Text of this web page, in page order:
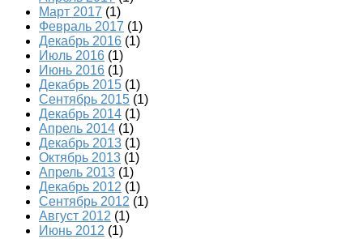
Март 2017 (1)
Февраль 2017 (1)
Декабрь 2016 (1)
Июль 2016 (1)
Июнь 2016 (1)
Декабрь 2015 (1)
Сентябрь 2015 (1)
Декабрь 2014 (1)
Апрель 2014 (1)
Декабрь 2013 (1)
Октябрь 2013 (1)
Апрель 2013 (1)
Декабрь 2012 (1)
Сентябрь 2012 (1)
Август 2012 (1)
Июнь 2012 (1)